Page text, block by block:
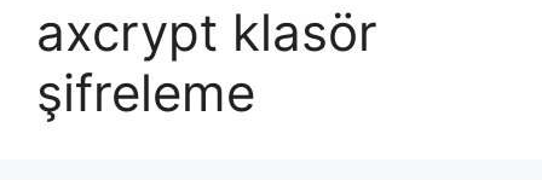
axcrypt klasör
şifreleme